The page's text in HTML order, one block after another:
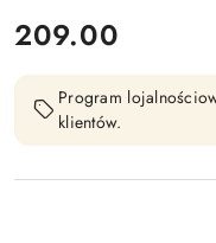
cena:
209.00
Program
klientów.